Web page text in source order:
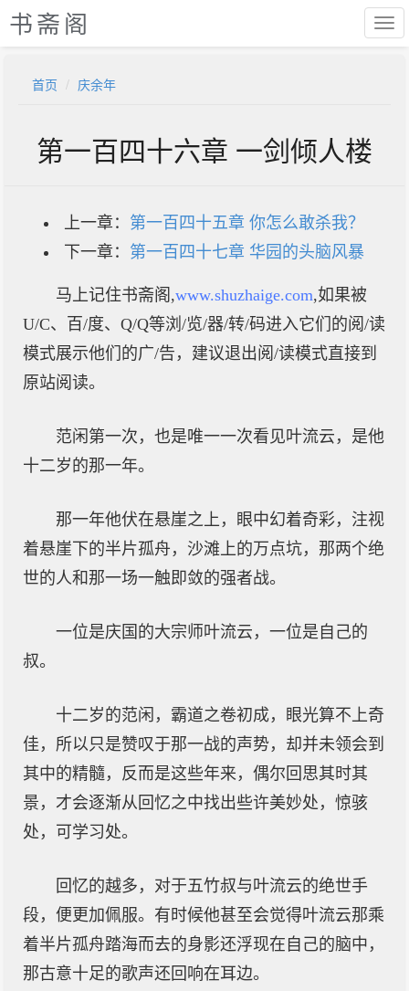
书斋阁
首页 庆余年
第一百四十六章 一剑倾人楼
上一章： 第一百四十五章 你怎么敢杀我？
下一章： 第一百四十七章 华园的头脑风暴
马上记住书斋阁,www.shuzhaige.com,如果被
U/C、百/度、Q/Q等浏/览/器/转/码进入它们的阅/读
模式展示他们的广/告，建议退出阅/读模式直接到
原站阅读。
范闲第一次，也是唯一一次看见叶流云，是他
十二岁的那一年。
那一年他伏在悬崖之上，眼中幻着奇彩，注视
着悬崖下的半片孤舟，沙滩上的万点坑，那两个绝
世的人和那一场一触即敛的强者战。
一位是庆国的大宗师叶流云，一位是自己的
叔。
十二岁的范闲，霸道之卷初成，眼光算不上奇
佳，所以只是赞叹于那一战的声势，却并未领会到
其中的精髓，反而是这些年来，偶尔回思其时其
景，才会逐渐从回忆之中找出些许美妙处，惊骇
处，可学习处。
回忆的越多，对于五竹叔与叶流云的绝世手
段，便更加佩服。有时候他甚至会觉得叶流云那乘
着半片孤舟踏海而去的身影还浮现在自己的脑中，
那古意十足的歌声还回响在耳边。